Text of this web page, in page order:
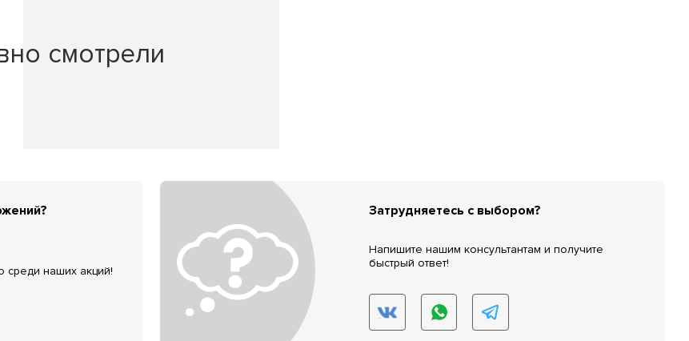
смотрели
среди наших акций!
Затрудняетесь с выбором?
Напишите нашим консультантам и получите
быстрый ответ!